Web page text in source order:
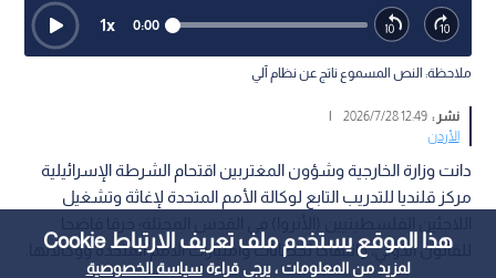
هذا الموقع يستخدم ملف تعريف الارتباط Cookie
لمزيد من المعلومات ، يرجى قراءةسياسة الخصوصية
0:00
1x
ملاحظة: النص المسموع ناتج عن نظام آلي
نشر :12:49 2026/7/28
|
الأردن
دانت وزارة الخارجية وشؤون المغتربين اقتحام الشرطة الإسرائيلية
مركز قلنديا للتدريب التابع لوكالة الأمم المتحدة لإغاثة وتشغيل
للقانون الدولي، وانتهاكا لحصانات وامتيازات الأمم المتحدة ووكالاتها.